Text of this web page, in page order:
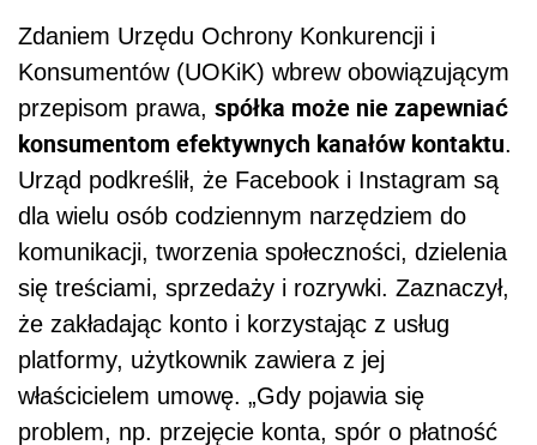
Zdaniem Urzędu Ochrony Konkurencji i
Konsumentów (UOKiK) wbrew obowiązującym
przepisom prawa, spółka może nie zapewniać
konsumentom efektywnych kanałów kontaktu.
Urząd podkreślił, że Facebook i Instagram są
dla wielu osób codziennym narzędziem do
komunikacji, tworzenia społeczności, dzielenia
się treściami, sprzedaży i rozrywki. Zaznaczył,
że zakładając konto i korzystając z usług
platformy, użytkownik zawiera z jej
właścicielem umowę. „Gdy pojawia się
problem, np. przejęcie konta, spór o płatność